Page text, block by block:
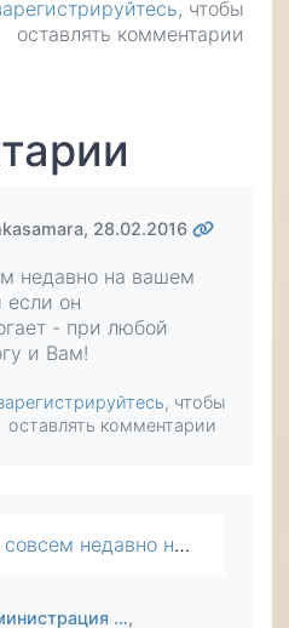
, чтобы
оставлять комментарии
, 28.02.2016
недавно на вашем
если он
- при любой
и Вам!
, чтобы
оставлять комментарии
на вашем сайте, и если он действительно помогает - при любой возможности , помогу и Вам!
…,